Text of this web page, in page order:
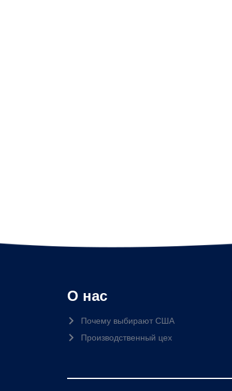
О нас
Почему выбирают США
Производственный цех